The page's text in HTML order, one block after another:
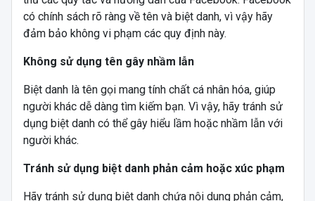
có chính sách rõ ràng về tên và biệt danh, vì vậy hãy
đảm bảo không vi phạm các quy định này.
Không sử dụng tên gây nhầm lẫn
Biệt danh là tên gọi mang tính chất cá nhân hóa, giúp
người khác dễ dàng tìm kiếm bạn. Vì vậy, hãy tránh sử
dụng biệt danh có thể gây hiểu lầm hoặc nhầm lẫn với
người khác.
Tránh sử dụng biệt danh phản cảm hoặc xúc phạm
Hãy tránh sử dụng biệt danh chứa nội dung phản cảm,